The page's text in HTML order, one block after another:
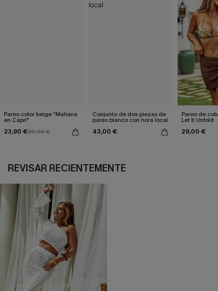
Pareo color beige "Mañana
en Capri"
23,90 €29,90 €
Conjunto de dos piezas de
pareo blanco con hora local
43,00 €
Pareo de
Let It Unfold
29,00 €
REVISAR RECIENTEMENTE